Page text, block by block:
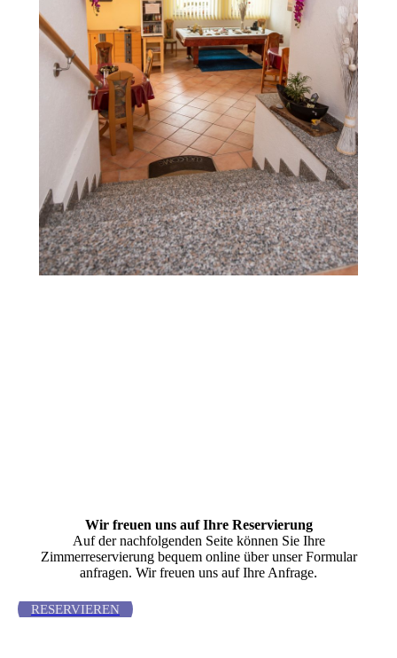
Wir freuen uns auf Ihre Reser­vierung
Auf der nachfolgenden Seite können Sie Ihre
Zimmerreservierung bequem online über unser Formular
anfragen. Wir freuen uns auf Ihre Anfrage.
RESERVIEREN